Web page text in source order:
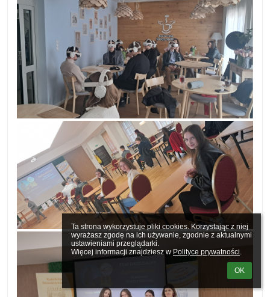
Ta strona wykorzystuje pliki cookies. Korzystając z niej
wyrażasz zgodę na ich używanie, zgodnie z aktualnymi
ustawieniami przeglądarki.
Więcej informacji znajdziesz w Polityce prywatności.
OK